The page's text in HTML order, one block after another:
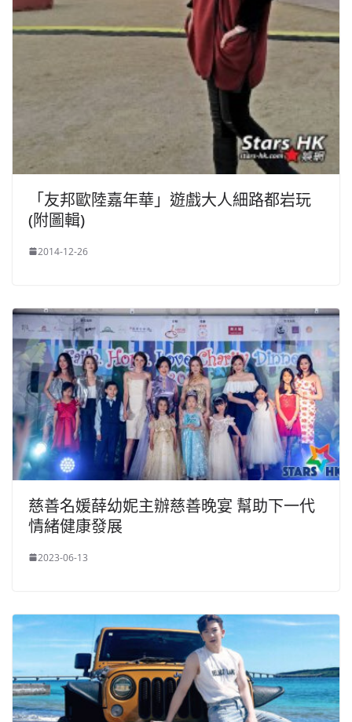
「友邦歐陸嘉年華」遊戲大人細路都岩玩
(附圖輯)
2014-12-26
慈善名媛薛幼妮主辦慈善晚宴 幫助下一代
情緒健康發展
2023-06-13